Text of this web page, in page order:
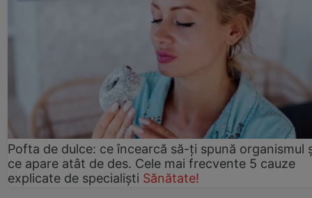
Pofta de dulce: ce încearcă să-ți spună organismul
ce apare atât de des. Cele mai frecvente 5 cauze
explicate de specialiști Sănătate!